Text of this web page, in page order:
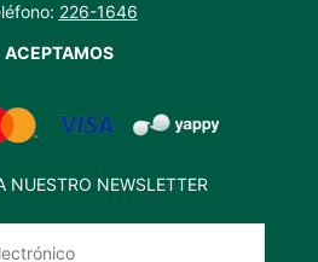
226-1646
ACEPTAMOS
NUESTRO NEWSLETTER